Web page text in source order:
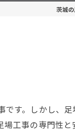
茨城
す。しかし、
工事の専門性